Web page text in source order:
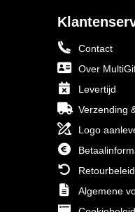
Contact
Over
Levertijd
Verzending
Logo
Retourbeleid
Algemene